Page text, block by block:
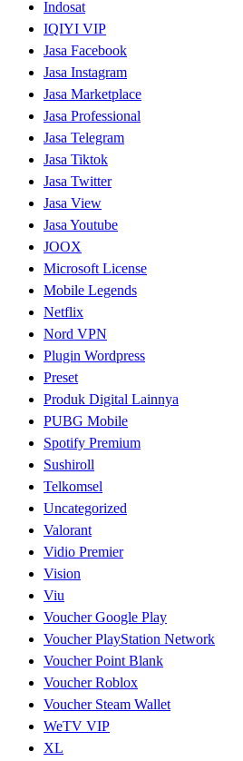
Indosat
IQIYI VIP
Jasa Facebook
Jasa Instagram
Jasa Marketplace
Jasa Professional
Jasa Telegram
Jasa Tiktok
Jasa Twitter
Jasa View
Jasa Youtube
JOOX
Microsoft License
Mobile Legends
Netflix
Nord VPN
Plugin Wordpress
Preset
Produk Digital Lainnya
PUBG Mobile
Spotify Premium
Sushiroll
Telkomsel
Uncategorized
Valorant
Vidio Premier
Vision
Viu
Voucher Google Play
Voucher PlayStation Network
Voucher Point Blank
Voucher Roblox
Voucher Steam Wallet
WeTV VIP
XL